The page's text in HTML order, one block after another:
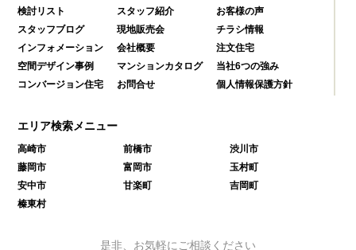
検討リスト
スタッフ紹介
お客様の声
スタッフブログ
現地販売会
チラシ情報
インフォメーション
会社概要
注文住宅
空間デザイン事例
マンションカタログ
当社6つの強み
コンバージョン住宅
お問合せ 個人情報保護方針
エリア検索メニュー
高崎市 前橋市
渋川市
藤岡市
富岡市
玉村町
安中市
甘楽町
吉岡町
榛東村
是非、お気軽にご相談ください